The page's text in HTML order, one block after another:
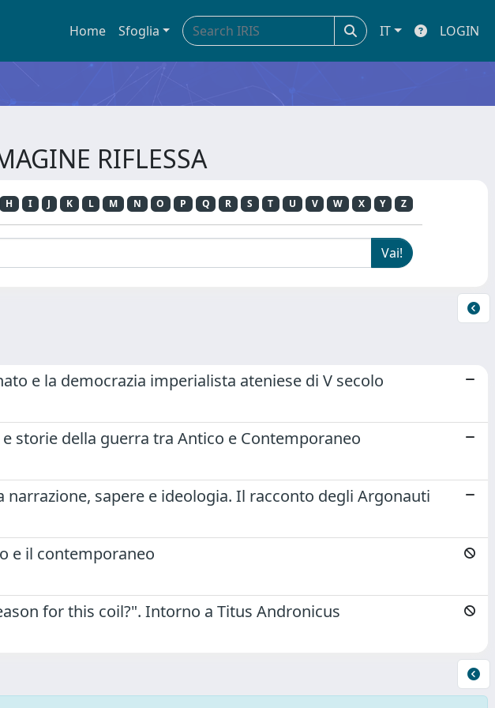
Home Sfoglia IT LOGIN
RIFLESSA
H I J K L M N O P Q R S T U V W X Y Z
e la democrazia imperialista ateniese di V secolo
storie della guerra tra Antico e Contemporaneo
sapere e ideologia. Il racconto degli Argonauti
e il contemporaneo
for this coil?". Intorno a Titus Andronicus